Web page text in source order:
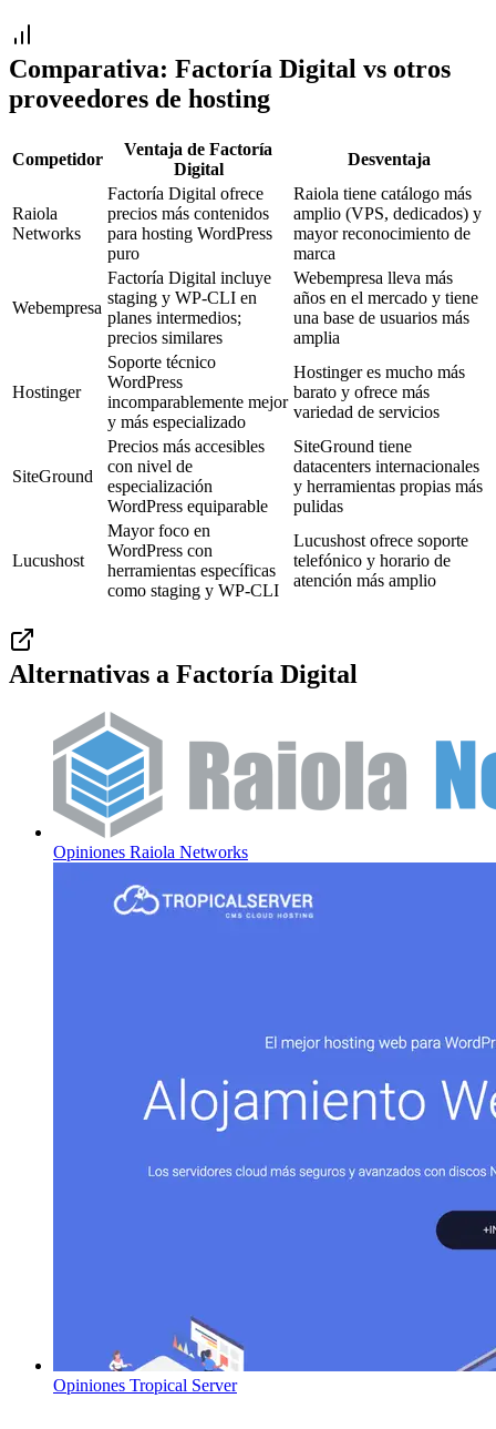
Comparativa: Factoría Digital vs otros
proveedores de hosting
Competidor
Ventaja de Factoría
Digital
Desventaja
Raiola
Networks
Factoría Digital ofrece
precios más contenidos
para hosting WordPress
puro
Raiola tiene catálogo más
amplio (VPS, dedicados) y
mayor reconocimiento de
marca
Webempresa
Factoría Digital incluye
staging y WP-CLI en
planes intermedios;
precios similares
Webempresa lleva más
años en el mercado y tiene
una base de usuarios más
amplia
Hostinger
Soporte técnico
WordPress
incomparablemente mejor
y más especializado
Hostinger es mucho más
barato y ofrece más
variedad de servicios
SiteGround
Precios más accesibles
con nivel de
especialización
WordPress equiparable
SiteGround tiene
datacenters internacionales
y herramientas propias más
pulidas
Lucushost
Mayor foco en
WordPress con
herramientas específicas
como staging y WP-CLI
Lucushost ofrece soporte
telefónico y horario de
atención más amplio
Alternativas a Factoría Digital
Opiniones Raiola Networks
Opiniones Tropical Server